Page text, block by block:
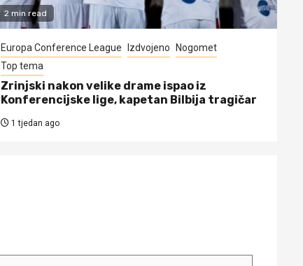
2 min read
Europa Conference League Izdvojeno
Nogomet
Top tema
Zrinjski nakon velike drame ispao iz
Konferencijske lige, kapetan Bilbija tragičar
1 tjedan ago